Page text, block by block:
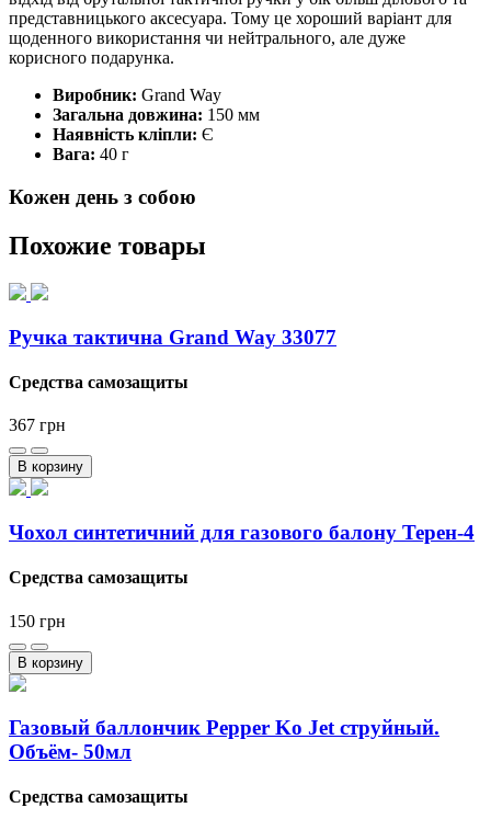
представницького аксесуара. Тому це хороший варіант для
щоденного використання чи нейтрального, але дуже
корисного подарунка.
Виробник: Grand Way
Загальна довжина: 150 мм
Наявність кліпли: Є
Вага: 40 г
Кожен день з собою
Похожие товары
Ручка тактична Grand Way 33077
Средства самозащиты
367 грн
В корзину
Чохол синтетичний для газового балону Терен-4
Средства самозащиты
150 грн
В корзину
Газовый баллончик Pepper Ko Jet струйный.
Объём- 50мл
Средства самозащиты